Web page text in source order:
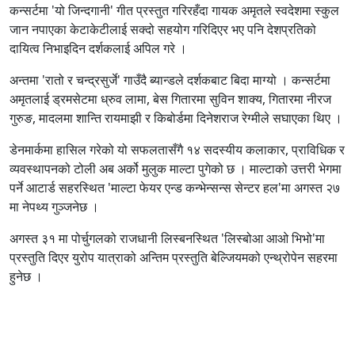
कन्सर्टमा 'यो जिन्दगानी' गीत प्रस्तुत गरिरहँदा गायक अमृतले स्वदेशमा स्कुल
जान नपाएका केटाकेटीलाई सक्दो सहयोग गरिदिएर भए पनि देशप्रतिको
दायित्व निभाइदिन दर्शकलाई अपिल गरे ।
अन्तमा 'रातो र चन्द्रसुर्जे' गाउँदै ब्यान्डले दर्शकबाट बिदा माग्यो । कन्सर्टमा
अमृतलाई ड्रमसेटमा ध्रुव लामा, बेस गितारमा सुविन शाक्य, गितारमा नीरज
गुरुङ, मादलमा शान्ति रायमाझी र किबोर्डमा दिनेशराज रेग्मीले सघाएका थिए ।
डेनमार्कमा हासिल गरेको यो सफलतासँगै १४ सदस्यीय कलाकार, प्राविधिक र
व्यवस्थापनको टोली अब अर्को मुलुक माल्टा पुगेको छ । माल्टाको उत्तरी भेगमा
पर्ने आटार्ड सहरस्थित 'माल्टा फेयर एन्ड कन्भेन्सन्स सेन्टर हल'मा अगस्त २७
मा नेपथ्य गुञ्जनेछ ।
अगस्त ३१ मा पोर्चुगलको राजधानी लिस्बनस्थित 'लिस्बोआ आओ भिभो'मा
प्रस्तुति दिएर युरोप यात्राको अन्तिम प्रस्तुति बेल्जियमको एन्थ्रोपेन सहरमा
हुनेछ ।